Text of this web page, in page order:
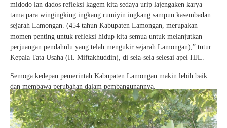
midodo lan dados refleksi kagem kita sedaya urip lajengaken karya
tama para wingingking ingkang rumiyin ingkang sampun kasembadan
sejarah Lamongan. (454 tahun Kabupaten Lamongan, merupakan
momen penting untuk refleksi hidup kita semua untuk melanjutkan
perjuangan pendahulu yang telah mengukir sejarah Lamongan),” tutur
Kepala Tata Usaha (H. Miftakhuddin), di sela-sela selesai apel HJL.
Semoga kedepan pemerintah Kabupaten Lamongan makin lebih baik
dan membawa perubahan dalam pembangunannya.